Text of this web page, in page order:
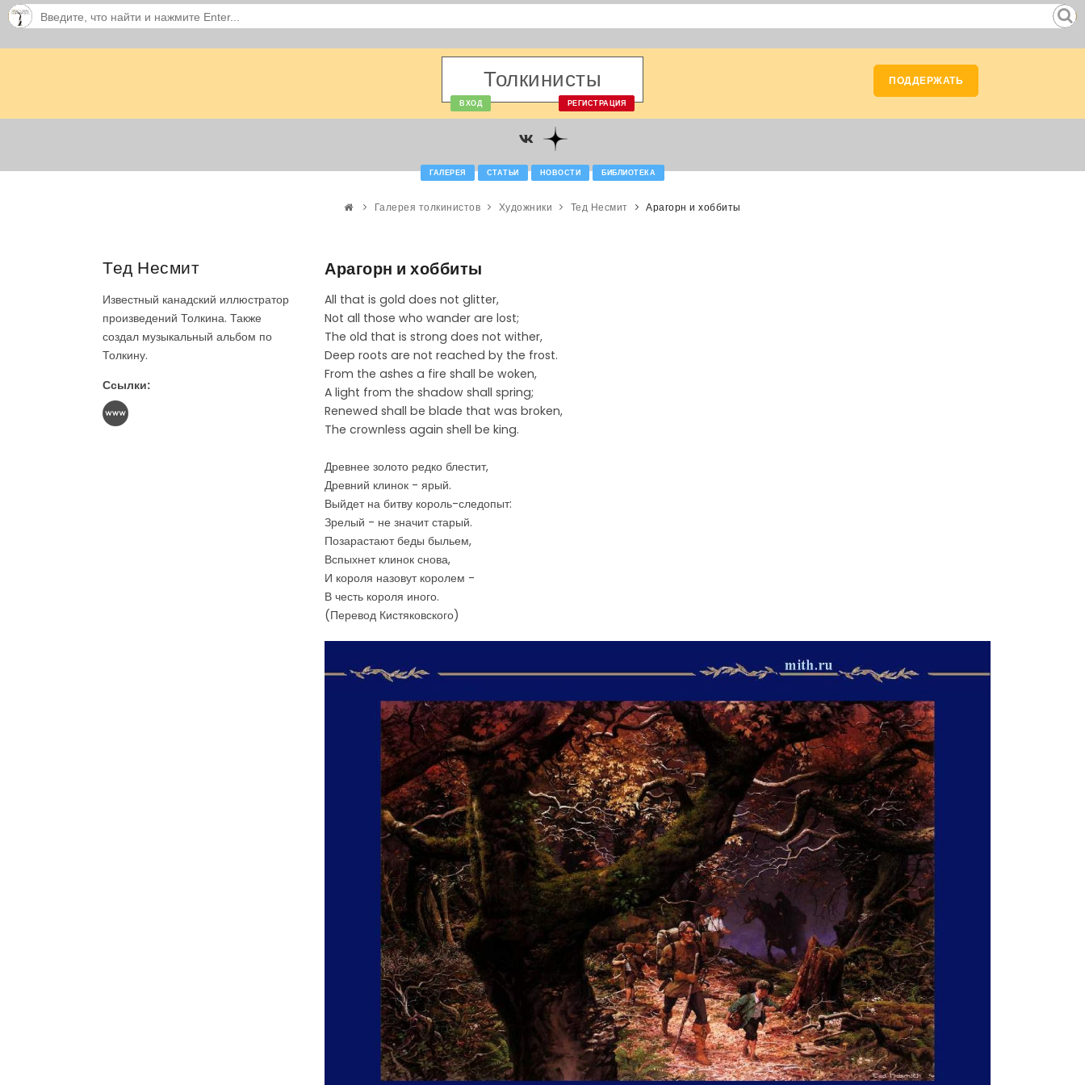
Толкинисты
ВХОД РЕГИСТРАЦИЯ
ПОДДЕРЖАТЬ
ГАЛЕРЕЯ СТАТЬИ НОВОСТИ БИБЛИОТЕКА
Галерея толкинистов Художники Тед Несмит Арагорн и хоббиты
Тед Несмит
Известный канадский иллюстратор
произведений Толкина. Также
создал музыкальный альбом по
Толкину.
Ссылки:
Арагорн и хоббиты
All that is gold does not glitter,
Not all those who wander are lost;
The old that is strong does not wither,
Deep roots are not reached by the frost.
From the ashes a fire shall be woken,
A light from the shadow shall spring;
Renewed shall be blade that was broken,
The crownless again shell be king.
Древнее золото редко блестит,
Древний клинок - ярый.
Выйдет на битву король-следопыт:
Зрелый - не значит старый.
Позарастают беды быльем,
Вспыхнет клинок снова,
И короля назовут королем -
В честь короля иного.
(Перевод Кистяковского)